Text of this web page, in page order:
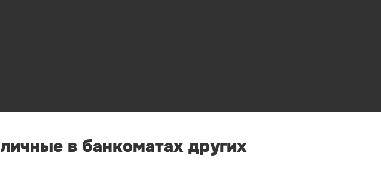
в банкоматах других